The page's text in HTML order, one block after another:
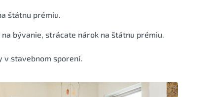
štátnu prémiu.
bývanie, strácate nárok na štátnu prémiu.
v stavebnom sporení.